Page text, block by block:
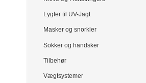
Lygter til UV-Jagt
Masker og snorkler
Sokker og handsker
Tilbehør
Vægtsystemer